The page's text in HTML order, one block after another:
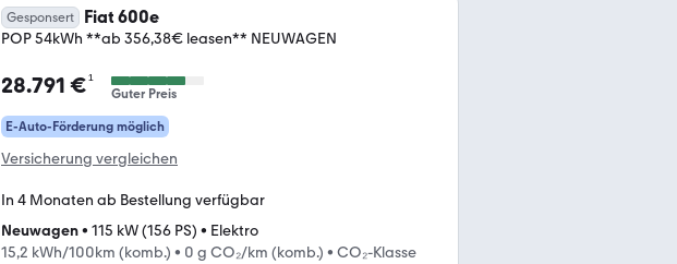
Gesponsert Fiat 600e
POP 54kWh **ab 356,38€ leasen** NEUWAGEN
28.791 €¹
Guter Preis
E-Auto-Förderung möglich
Versicherung vergleichen
In 4 Monaten ab Bestellung verfügbar
Neuwagen• 115 kW (156 PS) • Elektro
15,2 kWh/100km (komb.) • 0 g CO₂/km (komb.) • CO₂-Klasse